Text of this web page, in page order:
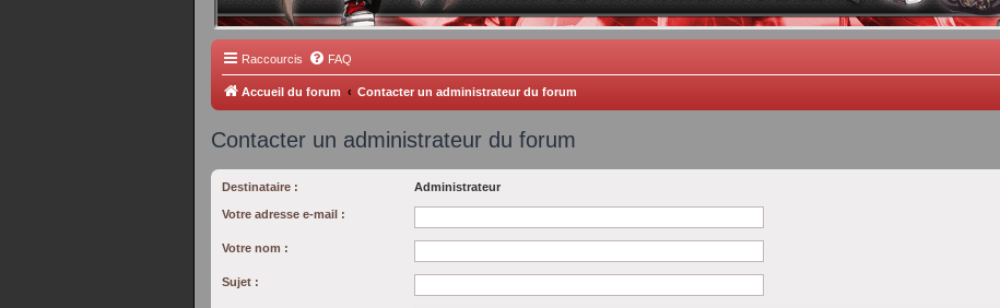
Raccourcis FAQ
Accueil du forum Contacter un administrateur du forum
Contacter un administrateur du forum
Destinataire : Administrateur
Votre adresse e-mail :
Votre nom :
Sujet :